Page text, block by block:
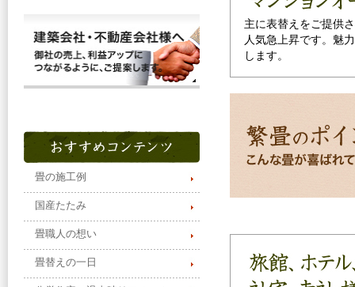
主に表替えをご提供
人気急上昇です。魅
します。
畳の施工例
国産たたみ
畳職人の想い
畳替えの一日